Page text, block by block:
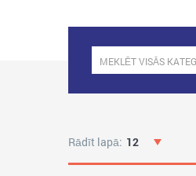
Rādīt lapā: 12